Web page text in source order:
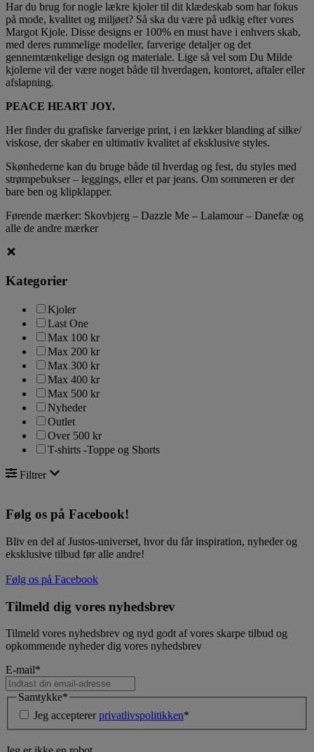
Har du brug for nogle lækre kjoler til dit klædeskab som har fokus
på mode, kvalitet og miljøet? Så ska du være på udkig efter vores
Margot Kjole. Disse designs er 100% en must have i enhvers skab,
med deres rummelige modeller, farverige detaljer og det
gennemtænkelige design og materiale. Lige så vel som Du Milde
kjolerne vil der være noget både til hverdagen, kontoret, aftaler eller
afslapning.
PEACE HEART JOY.
Her finder du grafiske farverige print, i en lækker blanding af silke/
viskose, der skaber en ultimativ kvalitet af eksklusive styles.
Skønhederne kan du bruge både til hverdag og fest, du styles med
strømpebukser – leggings, eller et par jeans. Om sommeren er der
bare ben og klipklapper.
Førende mærker: Skovbjerg – Dazzle Me – Lalamour – Danefæ og
alle de andre mærker
Kategorier
Kjoler
Last One
Max 100 kr
Max 200 kr
Max 300 kr
Max 400 kr
Max 500 kr
Nyheder
Outlet
Over 500 kr
T-shirts -Toppe og Shorts
Filtrer
Følg os på Facebook!
Bliv en del af Justos-universet, hvor du får inspiration, nyheder og
eksklusive tilbud før alle andre!
Følg os på Facebook
Tilmeld dig vores nyhedsbrev
Tilmeld vores nyhedsbrev og nyd godt af vores skarpe tilbud og
opkommende nyheder dig vores nyhedsbrev
E-mail*
Samtykke*
Jeg accepterer privatlivspolitikken*